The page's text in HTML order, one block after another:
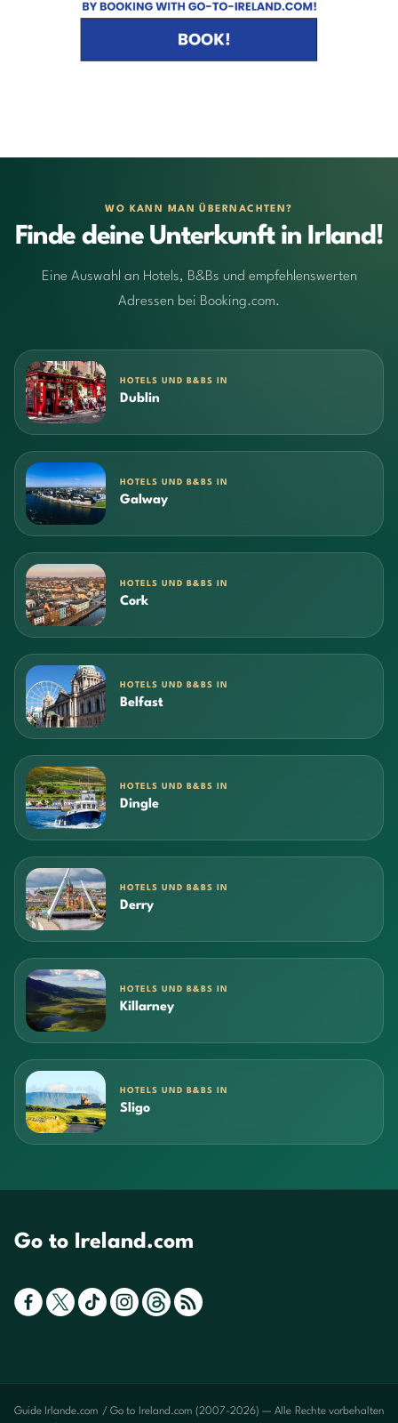
WO KANN MAN ÜBERNACHTEN?
Finde deine Unterkunft in Irland!
Eine Auswahl an Hotels, B&Bs und empfehlenswerten
Adressen bei Booking.com.
HOTELS UND B&BS IN
Dublin
HOTELS UND B&BS IN
Galway
HOTELS UND B&BS IN
Cork
HOTELS UND B&BS IN
Belfast
HOTELS UND B&BS IN
Dingle
HOTELS UND B&BS IN
Derry
HOTELS UND B&BS IN
Killarney
HOTELS UND B&BS IN
Sligo
Go to Ireland.com
Guide Irlande.com / Go to Ireland.com (2007-2026) — Alle Rechte vorbehalten